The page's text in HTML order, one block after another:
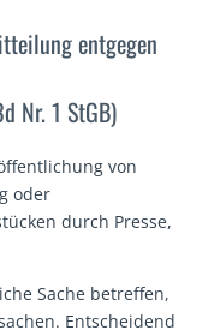
entgegen
Nr. 1 StGB)
von
oder
durch Presse,
Sache betreffen,
Entscheidend